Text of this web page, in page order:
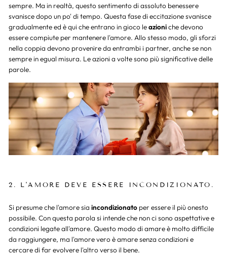
sempre. Ma in realtà, questo sentimento di assoluto benessere
svanisce dopo un po' di tempo. Questa fase di eccitazione svanisce
gradualmente ed è qui che entrano in gioco leazioniche devono
essere compiute per mantenere l'amore. Allo stesso modo, gli sforzi
nella coppia devono provenire da entrambi i partner, anche se non
sempre in egual misura. Le azioni a volte sono più significative delle
parole.
2. L'AMORE DEVE ESSERE INCONDIZIONATO.
Si presume che l'amore sia incondizionato per essere il più onesto
possibile. Con questa parola si intende che non ci sono aspettative e
condizioni legate all'amore. Questo modo di amare è molto difficile
da raggiungere, ma l'amore vero è amare senza condizioni e
cercare di far evolvere l'altro verso il bene.